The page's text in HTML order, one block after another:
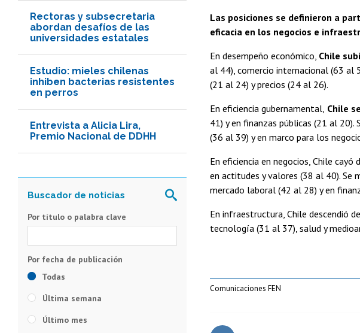
Rectoras y subsecretaria
abordan desafíos de las
universidades estatales
Estudio: mieles chilenas
inhiben bacterias resistentes
en perros
Entrevista a Alicia Lira,
Premio Nacional de DDHH
Las posiciones se definieron a
eficacia en los negocios e
En desempeño económico, Chile
al 44), comercio internacional (63 al
(21 al 24) y precios (24 al 26).
En eficiencia gubernamental, Chile
41) y en finanzas públicas (21 al
(36 al 39) y en marco para los
En eficiencia en negocios, Chile
en actitudes y valores (38 al 40). Se
mercado laboral (42 al 28) y en
En infraestructura, Chile descendió
tecnología (31 al 37), salud y
Comunicaciones FEN
Por título o palabra clave
Todas
Última semana
Último mes